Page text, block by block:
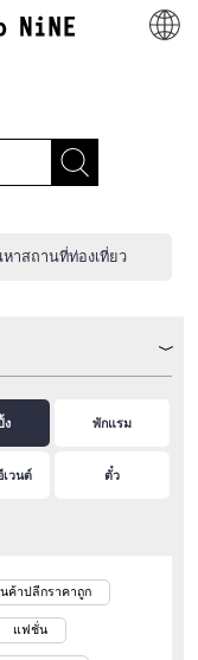
าสถานที่ท่องเที่ยว
ง พักแรม
เวนต์ ตั๋ว
ค้าปลีกราคาถูก
แฟชั่น